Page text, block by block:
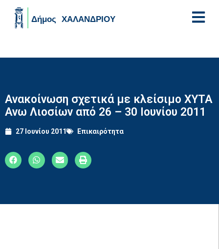
Ανακοίνωση σχετικά με κλείσιμο ΧΥΤΑ
Ανω Λιοσίων από 26 – 30 Ιουνίου 2011
27 Ιουνίου 2011 Επικαιρότητα